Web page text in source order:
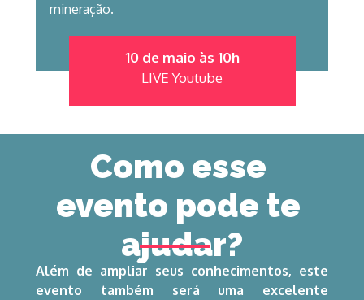
10 de maio às 10h
LIVE Youtube
mineração.
Como esse
evento pode te
ajudar?
Além de ampliar seus conhecimentos, este
evento também será uma excelente